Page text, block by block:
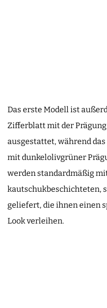
Das erste Modell ist
Zifferblatt mit der Prägung
ausgestattet, während
mit dunkelolivgrüner
werden standardmäßig
kautschukbeschichteten,
geliefert, die ihnen einen
Look verleihen.